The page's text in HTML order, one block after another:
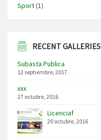
Sport(1)
RECENT GALLERIES
Subasta Publica
12 septiembre, 2017
xxx
27 octubre, 2016
Licenciaf
20 octubre, 2016